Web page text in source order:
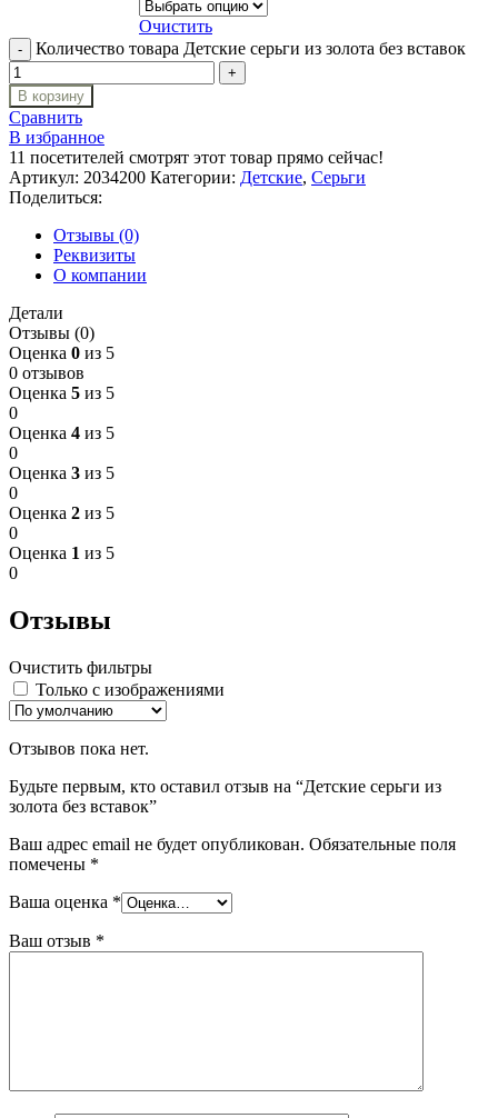
Очистить
Количество товара Детские серьги из золота без вставок
В корзину
Сравнить
В избранное
11 посетителей смотрят этот товар прямо сейчас!
Артикул: 2034200 Категории: Детские, Серьги
Поделиться:
Отзывы (0)
Реквизиты
О компании
Детали
Отзывы (0)
Оценка 0 из 5
0 отзывов
Оценка 5 из 5
0
Оценка 4 из 5
0
Оценка 3 из 5
0
Оценка 2 из 5
0
Оценка 1 из 5
0
Отзывы
Очистить фильтры
Только с изображениями
Отзывов пока нет.
Будьте первым, кто оставил отзыв на “Детские серьги из
золота без вставок”
Ваш адрес email не будет опубликован. Обязательные поля
помечены *
Ваша оценка *
Ваш отзыв *